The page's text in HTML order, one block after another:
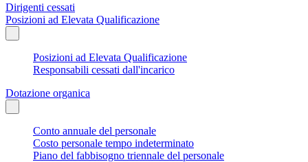
Dirigenti cessati
Posizioni ad Elevata Qualificazione
Posizioni ad Elevata Qualificazione
Responsabili cessati dall'incarico
Dotazione organica
Conto annuale del personale
Costo personale tempo indeterminato
Piano del fabbisogno triennale del personale